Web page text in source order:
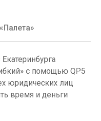
с помощью QP5
юридических лиц
время и деньги